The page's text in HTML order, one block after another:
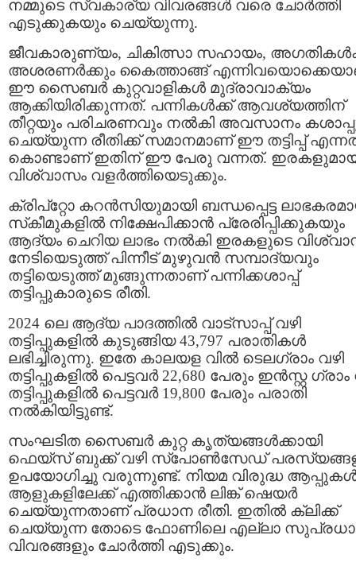
നമ്മുടെ സ്വകാര്യ വിവരങ്ങൾ വരെ ചോർത്തി
എടുക്കുകയും ചെയ്യുന്നു.
ജീവകാരുണ്യം, ചികിത്സാ സഹായം,
അശരണർക്കും കൈത്താങ്ങ്
ഈ സൈബർ കുറ്റവാളികൾ മുദ്രാവാക്യം
ആക്കിയിരിക്കുന്നത്. പന്നികള്‍ക്ക് ആവശ്യത്തിന്
തീറ്റയും പരിചരണവും നല്‍കി അവസാനം
ചെയ്യുന്ന രീതിക്ക് സമാനമാണ് ഈ തട്ടിപ്പ്
കൊണ്ടാണ് ഇതിന് ഈ പേരു വന്നത്.
വിശ്വാസം വളര്‍ത്തിയെടുക്കും.
ക്രിപ്‌റ്റോ കറന്‍സിയുമായി ബന്ധപ്പെട്ട
സ്‌കീമുകളില്‍ നിക്ഷേപിക്കാന്‍ പ്രേരിപ്പിക്കുകയും
ആദ്യം ചെറിയ ലാഭം നല്‍കി ഇരകളുടെ
നേടിയെടുത്ത് പിന്നീട് മുഴുവന്‍ സമ്പാദ്യവും
തട്ടിയെടുത്ത് മുങ്ങുന്നതാണ് പന്നിക്കശാപ്പ്
തട്ടിപ്പുകാരുടെ രീതി.
2024 ലെ ആദ്യ പാദത്തിൽ വാട്‌സാപ്പ് വഴി
തട്ടിപ്പുകളിൽ കുടുങ്ങിയ 43,797 പരാതികൾ
ലഭിച്ചിരുന്നു. ഇതേ കാലയള വില്‍ ടെലഗ്രാം വഴി
തട്ടിപ്പുകളിൽ പെട്ടവർ 22,680 പേരും ഇന്‍സ്റ്റ ഗ്രാം
തട്ടിപ്പുകളിൽ പെട്ടവർ 19,800 പേരും പരാതി
നൽകിയിട്ടുണ്ട്.
സംഘടിത സൈബര്‍ കുറ്റ കൃത്യങ്ങള്‍ക്കായി
ഫെയ്‌സ് ബുക്ക് വഴി സ്‌പോണ്‍സേഡ്
ഉപയോഗിച്ചു വരുന്നുണ്ട്. നിയമ വിരുദ്ധ
ആളുകളിലേക്ക് എത്തിക്കാന്‍ ലിങ്ക് ഷെയര്‍
ചെയ്യുന്നതാണ് പ്രധാന രീതി. ഇതില്‍ ക്ലിക്ക്
ചെയ്യുന്ന തോടെ ഫോണിലെ എല്ലാ
വിവരങ്ങളും ചോർത്തി എടുക്കും.